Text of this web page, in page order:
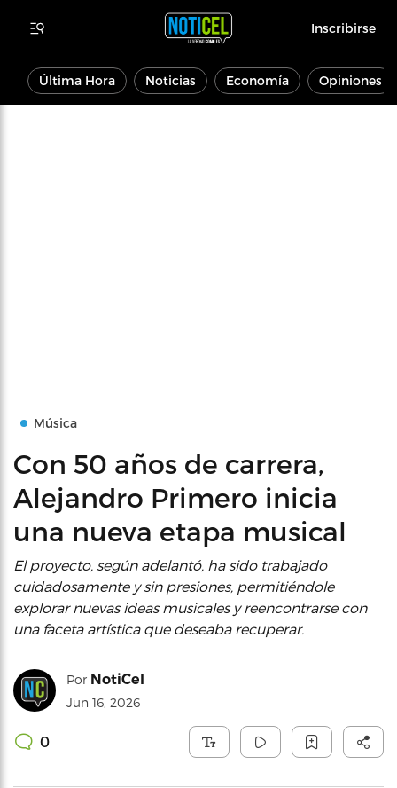
Inscribirse
Última Hora Noticias Economía Opiniones
Música
Con 50 años de carrera,
Alejandro Primero inicia
una nueva etapa musical
El proyecto, según adelantó, ha sido trabajado
cuidadosamente y sin presiones, permitiéndole
explorar nuevas ideas musicales y reencontrarse con
una faceta artística que deseaba recuperar.
Por NotiCel
Jun 16, 2026
0